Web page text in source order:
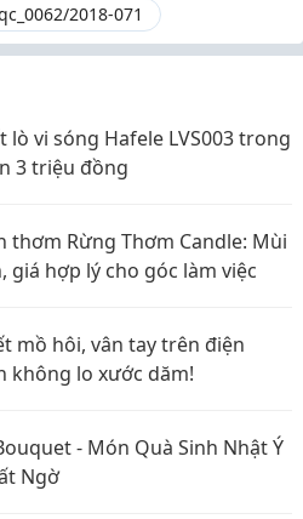
2018-071
vi sóng Hafele LVS003 trong
3 triệu đồng
thơm Rừng Thơm Candle: Mùi
hợp lý cho góc làm việc
mồ hôi, vân tay trên điện
không lo xước dăm!
- Món Quà Sinh Nhật Ý
Ngờ